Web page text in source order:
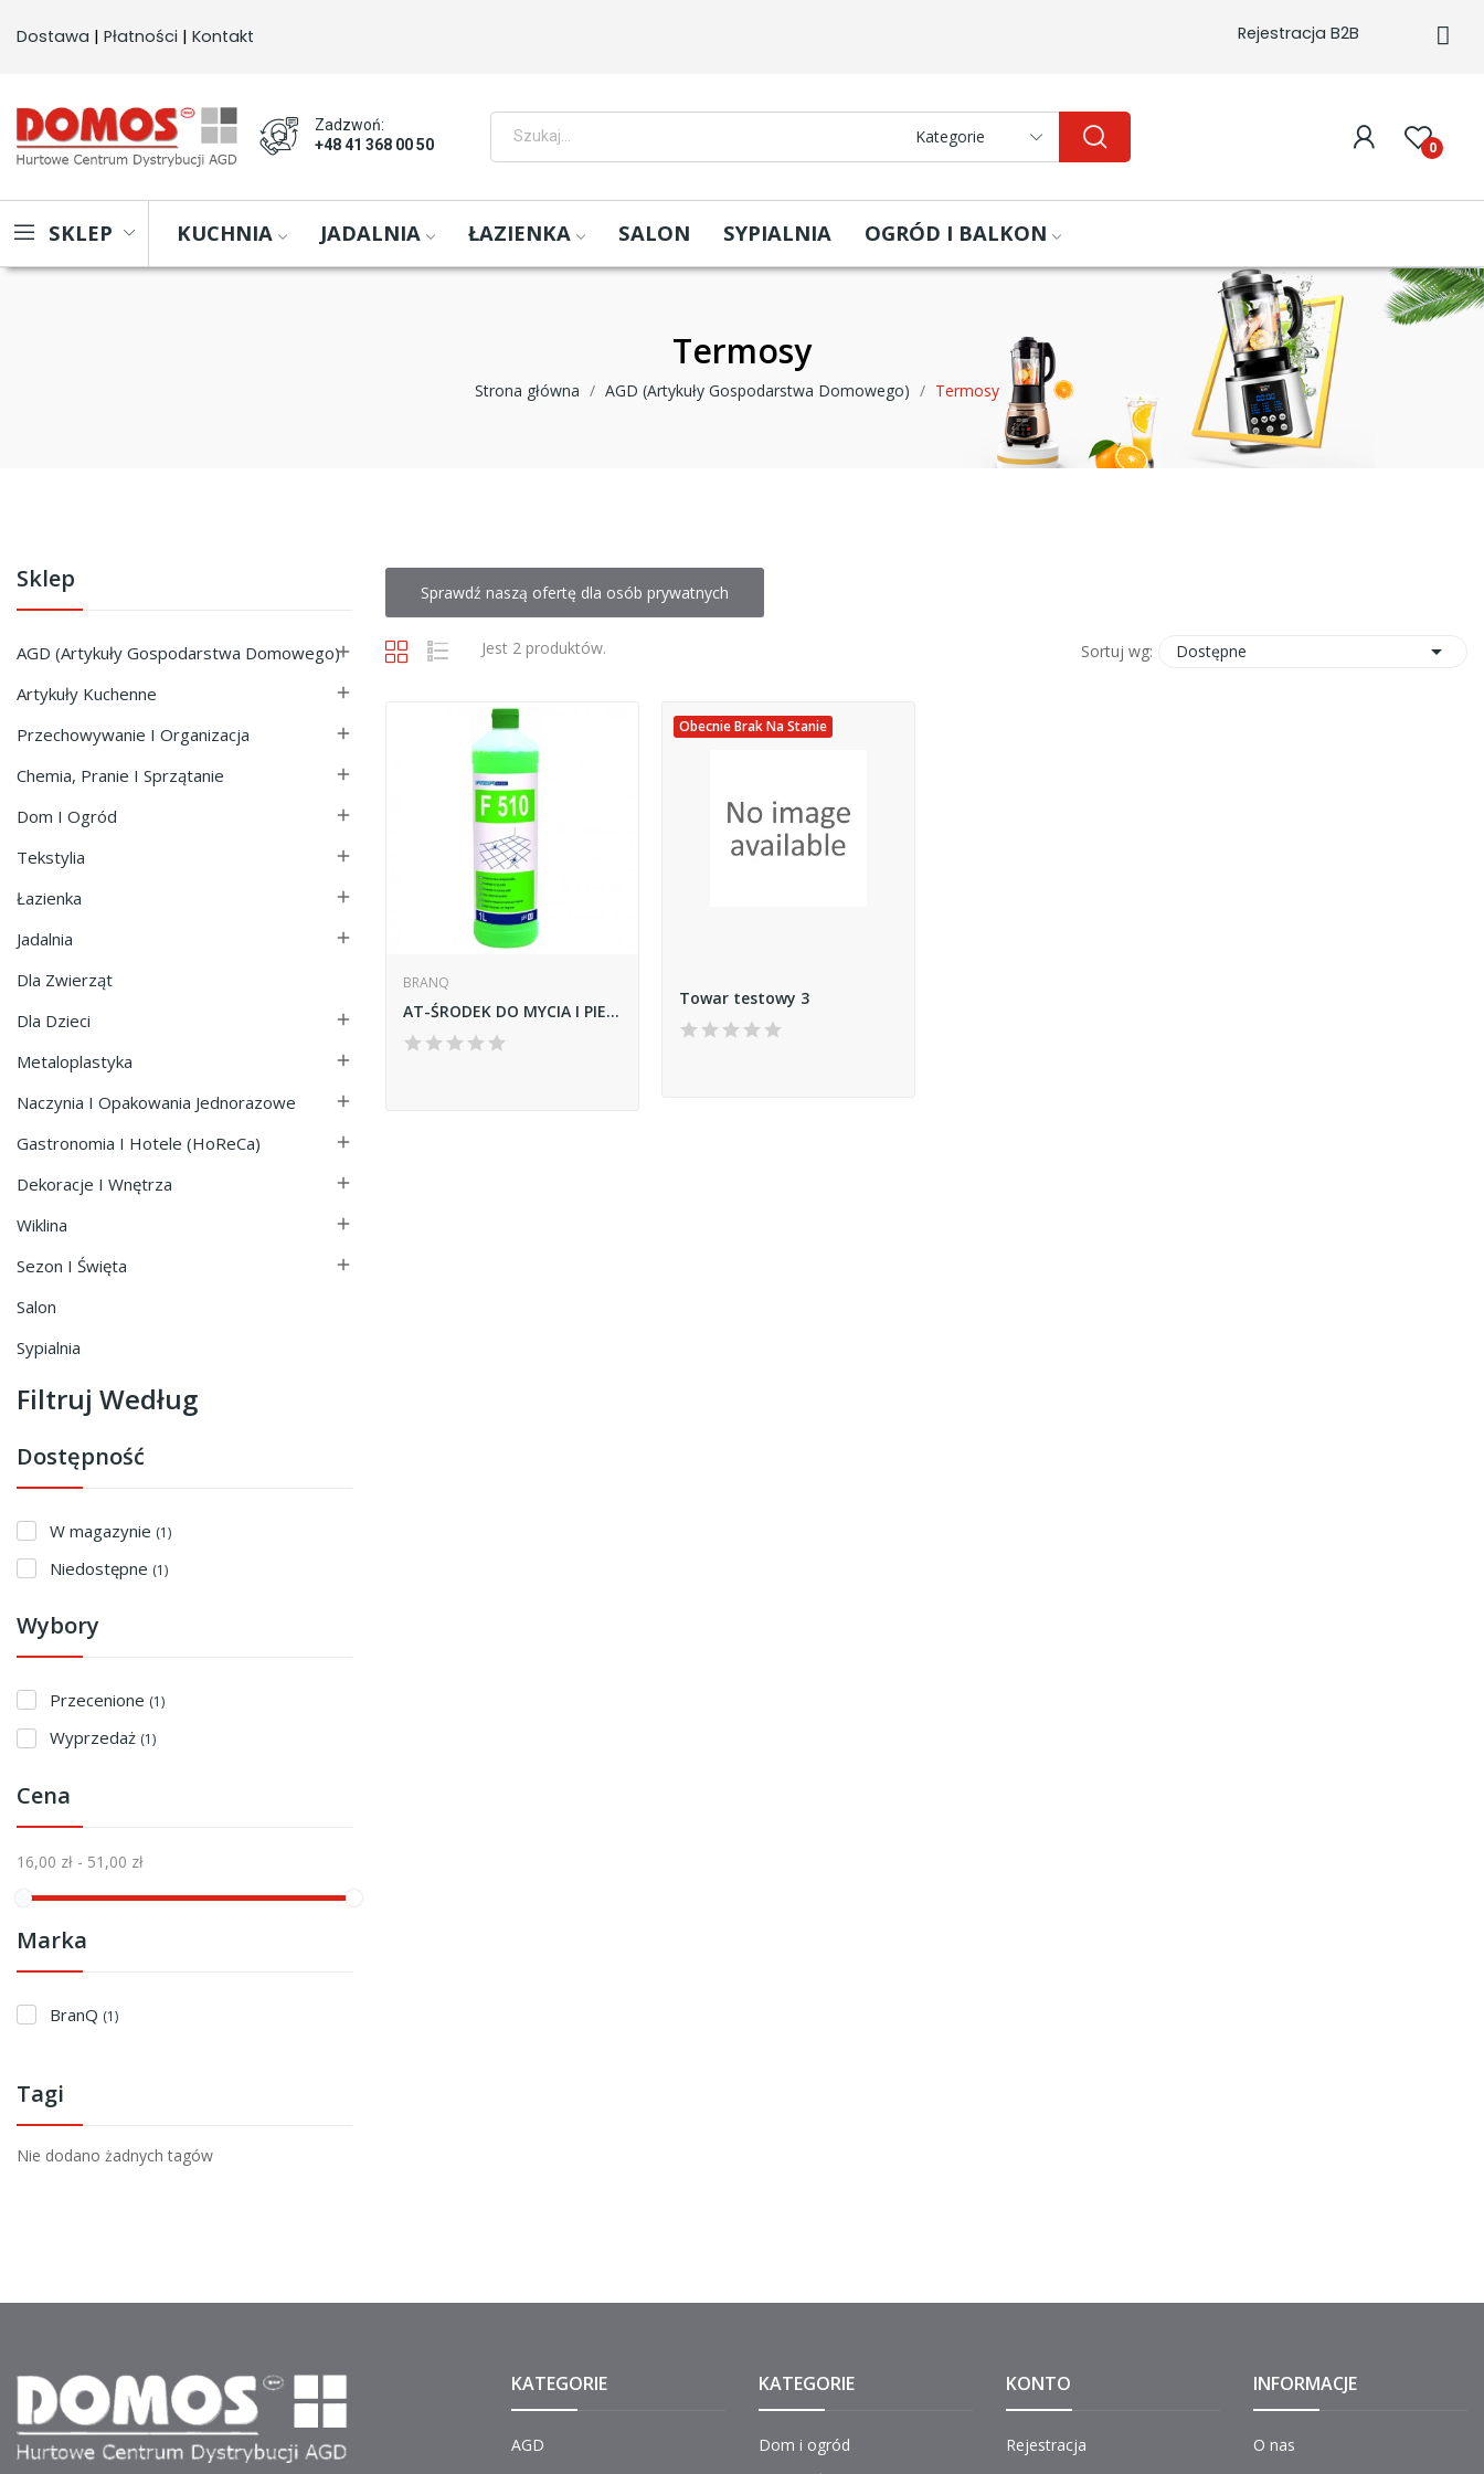
Dostawa | Płatności | Kontakt Rejestracja B2B
Zadzwoń:
+48 41 368 00 50
Kategorie 0
SKLEP KUCHNIA JADALNIA ŁAZIENKA SALON SYPIALNIA OGRÓD I BALKON
Termosy
Strona główna AGD (Artykuły Gospodarstwa Domowego) Termosy
Sklep
AGD (Artykuły Gospodarstwa Domowego)
Artykuły Kuchenne 
Przechowywanie I Organizacja 
Chemia, Pranie I Sprzątanie 
Dom I Ogród 
Tekstylia 
Łazienka 
Jadalnia 
Dla Zwierząt
Dla Dzieci

Metaloplastyka 
Naczynia I Opakowania Jednorazowe 
Gastronomia I Hotele (HoReCa) 
Dekoracje I Wnętrza 
Wiklina 
Sezon I Święta 
Salon
Sypialnia
Filtruj Według
Dostępność
W magazynie (1)
Niedostępne (1)
Wybory
Przecenione (1)
Wyprzedaż (1)
Cena
16,00 zł - 51,00 zł
Marka
BranQ (1)
Tagi
Nie dodano żadnych tagów
Sprawdź naszą ofertę dla osób prywatnych
Jest 2 produktów. Sortuj wg: Dostępne 
BRANQ
AT-ŚRODEK DO MYCIA I PIELĘGNACJI PODŁÓG 1L F510
Obecnie Brak Na Stanie
Towar testowy 3
KATEGORIE
AGD
KATEGORIE
Dom i ogród
KONTO
Rejestracja
INFORMACJE
O nas